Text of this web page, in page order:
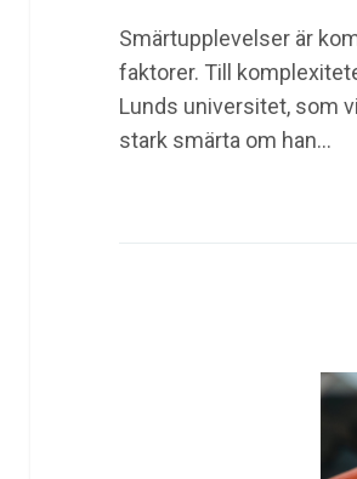
Smärtupplevelser är
faktorer. Till
Lunds universitet, som
stark smärta om han…